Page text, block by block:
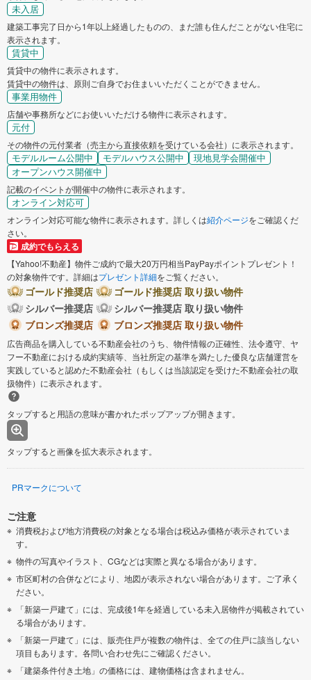
未入居
建築工事完了日から1年以上経過したものの、まだ誰も住んだことがない住宅に
表示されます。
賃貸中
賃貸中の物件に表示されます。
賃貸中の物件は、原則ご自身でお住まいいただくことができません。
事業用物件
店舗や事務所などにお使いいただける物件に表示されます。
元付
その物件の元付業者（売主から直接依頼を受けている会社）に表示されます。
モデルルーム公開中 モデルハウス公開中
現地見学会開催中
オープンハウス開催中
記載のイベントが開催中の物件に表示されます。
オンライン対応可
オンライン対応可能な物件に表示されます。詳しくは紹介ページをご確認くだ
さい。
成約でもらえる
【Yahoo!不動産】物件ご成約で最大20万円相当PayPayポイントプレゼント！
の対象物件です。詳細はプレゼント詳細をご覧ください。
ゴールド推奨店
ゴールド推奨店 取り扱い物件
シルバー推奨店
シルバー推奨店 取り扱い物件
ブロンズ推奨店
ブロンズ推奨店 取り扱い物件
広告商品を購入している不動産会社のうち、物件情報の正確性、法令遵守、ヤ
フー不動産における成約実績等、当社所定の基準を満たした優良な店舗運営を
実践していると認めた不動産会社（もしくは当該認定を受けた不動産会社の取
扱物件）に表示されます。
タップすると用語の意味が書かれたポップアップが開きます。
タップすると画像を拡大表示されます。
PRマークについて
ご注意
消費税および地方消費税の対象となる場合は税込み価格が表示されていま
す。
物件の写真やイラスト、CGなどは実際と異なる場合があります。
市区町村の合併などにより、地図が表示されない場合があります。ご了承く
ださい。
「新築一戸建て」には、完成後1年を経過している未入居物件が掲載されてい
る場合があります。
「新築一戸建て」には、販売住戸が複数の物件は、全ての住戸に該当しない
項目もあります。各問い合わせ先にご確認ください。
「建築条件付き土地」の価格には、建物価格は含まれません。